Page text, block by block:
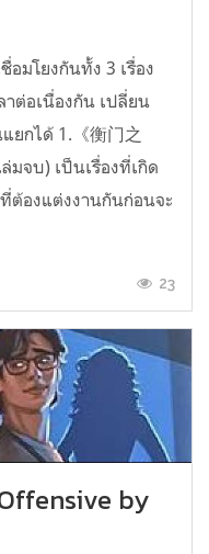
อมโยงกันทั้ง 3 เรื่อง
าต่อเนื่องกัน เปลี่ยน
ยกได้ 1.《衡门之
จบ) เป็นเรื่องที่เกิด
ต้องแต่งงานกันก่อนจะ
23
by